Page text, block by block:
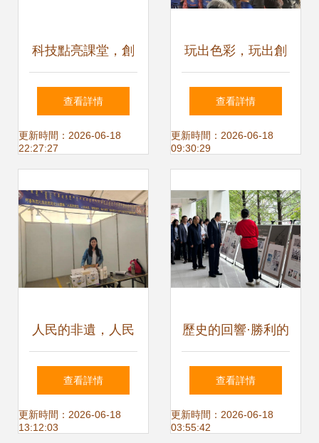
科技點亮課堂，創
新引領未來 解放大
路小學成功承辦長
術應用展示活動朝
陽區現場會
查看詳情
更新時間：2026-06-18
22:27:27
玩出色彩，玩出創
意——富盛鎮中心
幼兒園承辦區級創
查看詳情
更新時間：2026-06-18
09:30:29
人民的非遺，人民
共享 阿魯科爾沁旗
百年百藝薪火相傳
查看詳情
更新時間：2026-06-18
13:12:03
歷史的回響·勝利的
起點——校館聯辦
抗戰勝利80周年主
查看詳情
更新時間：2026-06-18
03:55:42